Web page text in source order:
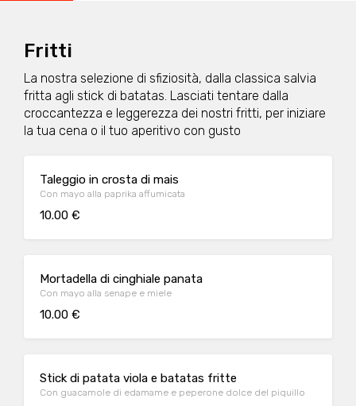
Fritti
La nostra selezione di sfiziosità, dalla classica salvia
fritta agli stick di batatas. Lasciati tentare dalla
croccantezza e leggerezza dei nostri fritti, per iniziare
la tua cena o il tuo aperitivo con gusto
Taleggio in crosta di mais
Con mayo alla paprika affumicata
10.00 €
Mortadella di cinghiale panata
Con mayo alla senape e miele
10.00 €
Stick di patata viola e batatas fritte
Con guacamole di edamame e peperone dolce del piquillo